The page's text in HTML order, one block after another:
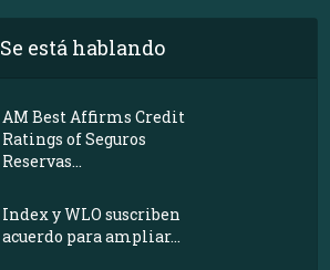
Se está hablando
AM Best Affirms Credit
Ratings of Seguros
Reservas...
Index y WLO suscriben
acuerdo para ampliar...